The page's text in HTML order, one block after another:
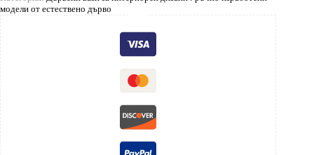
модели от естествено дърво